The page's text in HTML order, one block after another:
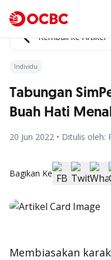
Kembali ke Artikel
Individu
Tabungan
Buah Hati
20 Jun 2022 • Ditulis oleh:
Bagikan Ke
Membiasakan